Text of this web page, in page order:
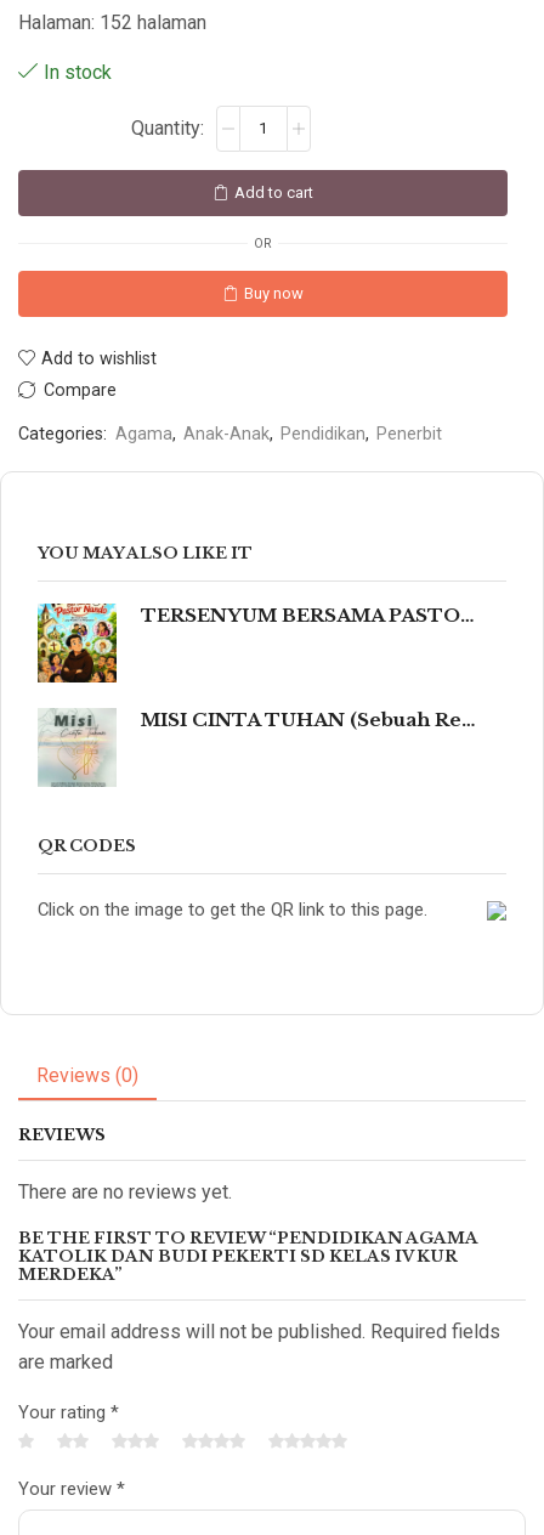
Halaman: 152 halaman
In stock
Add to cart
OR
Buy now
Add to wishlist
Compare
Categories: Agama, Anak-Anak, Pendidikan, Penerbit
YOU MAY ALSO LIKE IT
TERSENYUM BERSAMA PASTOR NANDO 80 Humor Ringan tentang Iman, Kehidupan, dan Kemanusiaan
MISI CINTA TUHAN (Sebuah Refleksi Teologis dalam Cahaya Kidung Agung, Magisterium Gereja, dan Tradisi Katolik yang Mengalir dalam Keindahan Budaya serta Spiritualitas Mendalam yang Menyentuh dan Meneguhkan Hati Beriman.)
QR CODES
Click on the image to get the QR link to this page.
Reviews (0)
REVIEWS
There are no reviews yet.
BE THE FIRST TO REVIEW “PENDIDIKAN AGAMA
KATOLIK DAN BUDI PEKERTI SD KELAS IV KUR
MERDEKA”
Your email address will not be published. Required fields
are marked
Your rating *
Your review *